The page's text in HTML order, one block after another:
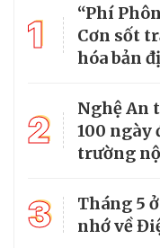
1
“Phí
Cơn sốt
hóa bản
2
Nghệ An
100 ngày
trường
3
Tháng 5
nhớ về